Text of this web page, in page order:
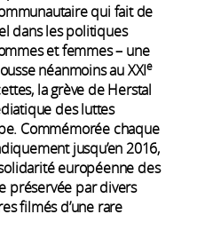
qui fait de
dans les politiques
et femmes – une
néanmoins au XXIe
la grève de Herstal
des luttes
Commémorée chaque
jusqu’en 2016,
européenne des
préservée par divers
filmés d’une rare